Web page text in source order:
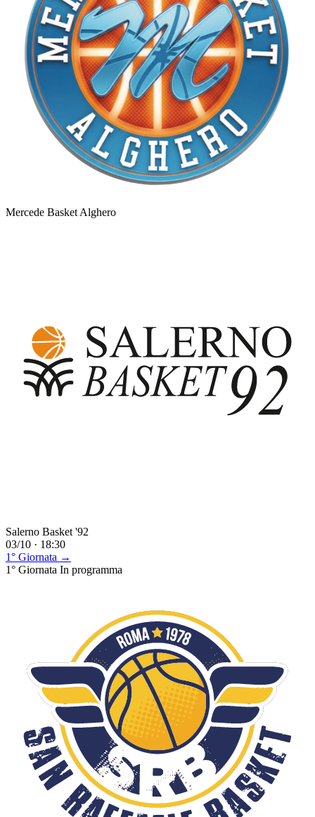
Mercede Basket Alghero
Salerno Basket '92
03/10 · 18:30
1° Giornata →
1° Giornata In programma